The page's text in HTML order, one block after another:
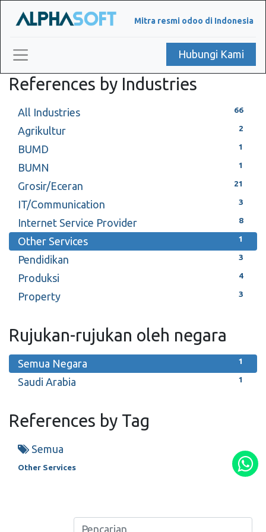
Mitra resmi odoo di Indonesia
Hubungi Kami
References by Industries
66
All Industries
2
Agrikultur
1
BUMD
1
BUMN
21
Grosir/Eceran
3
IT/Communication
8
Internet Service Provider
1
Other Services
3
Pendidikan
4
Produksi
3
Property
Rujukan-rujukan oleh negara
1
Semua Negara
1
Saudi Arabia
References by Tag
Semua
Other Services